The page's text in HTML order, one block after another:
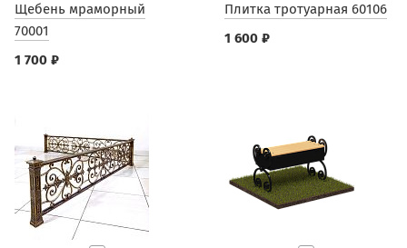
Щебень мраморный
70001
1 700 ₽
Плитка тротуарная 60106
1 600 ₽